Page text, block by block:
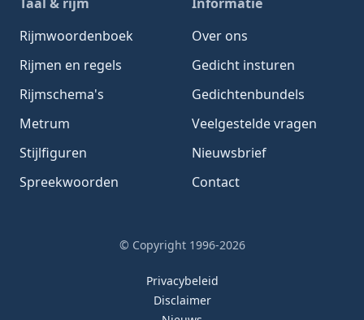
Rijmwoordenboek
Rijmen en regels
Rijmschema's
Metrum
Stijlfiguren
Spreekwoorden
Over ons
Gedicht insturen
Gedichtenbundels
Veelgestelde vragen
Nieuwsbrief
Contact
© Copyright 1996-2026
Privacybeleid
Disclaimer